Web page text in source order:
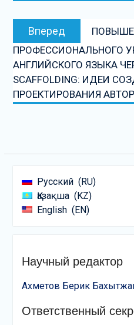
Вперед
запись:
ПРОФЕССИОНАЛЬНОГО
АНГЛИЙСКОГО ЯЗЫКА
SCAFFOLDING: ИДЕИ
ПРОЕКТИРОВАНИЯ
Русский
RU
Қазақша
KZ
English
EN
Научный редактор
Ахметов Берик
Ответственный